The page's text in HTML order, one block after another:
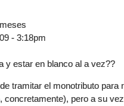
- 3:18pm
y estar en blanco al a vez??
tramitar el monotributo para
concretamente), pero a su